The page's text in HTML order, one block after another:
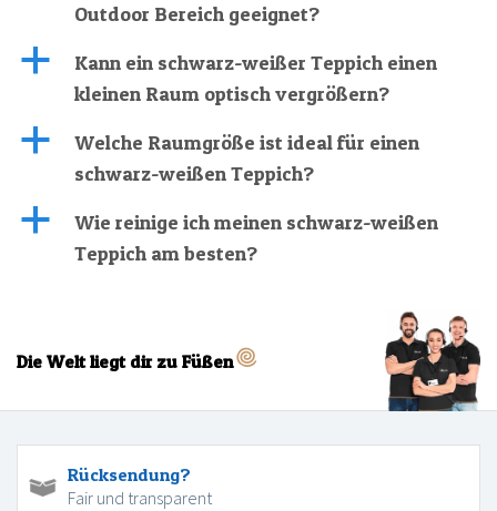
Outdoor Bereich geeignet?
a
Kann ein schwarz-weißer Teppich einen
kleinen Raum optisch vergrößern?
a
Welche Raumgröße ist ideal für einen
schwarz-weißen Teppich?
a
Wie reinige ich meinen schwarz-weißen
Teppich am besten?
Die Welt liegt dir zu Füßen
Rücksendung?
Fair und transparent